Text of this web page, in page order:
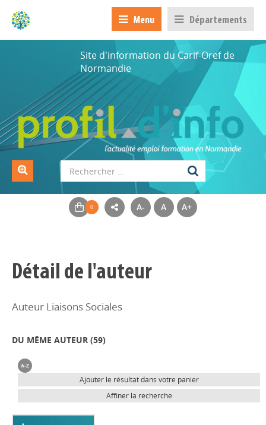
Menu Départements
Site d'information du Carif-Oref de
Normandie
A- A A+
Détail de l'auteur
Auteur Liaisons Sociales
DU MÊME AUTEUR (59)
Ajouter le résultat dans votre panier
Affiner la recherche